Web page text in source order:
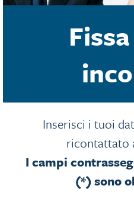
Inserisci i tuoi
ricontattato
I campi
(*) sono